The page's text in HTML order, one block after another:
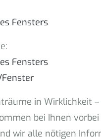
Fensters
Fensters
in Wirklichkeit
bei Ihnen
wir alle nötigen